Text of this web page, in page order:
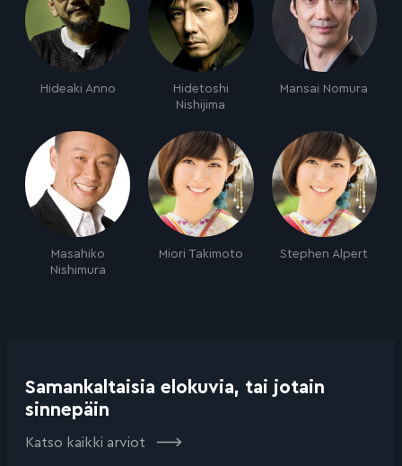
Hideaki Anno
Hidetoshi
Nishijima
Mansai Nomura
Masahiko
Nishimura
Miori Takimoto Stephen Alpert
Samankaltaisia elokuvia, tai jotain
sinnepäin
Katso kaikki arviot